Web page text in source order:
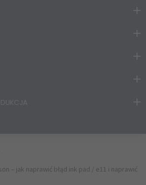
– jak naprawić błąd ink pad / e11 i naprawić